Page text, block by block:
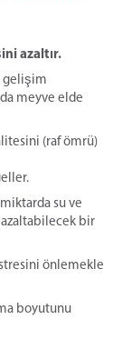
azaltır.
gelişim
meyve elde
(raf ömrü)
su ve
bir
önlemekle
boyutunu